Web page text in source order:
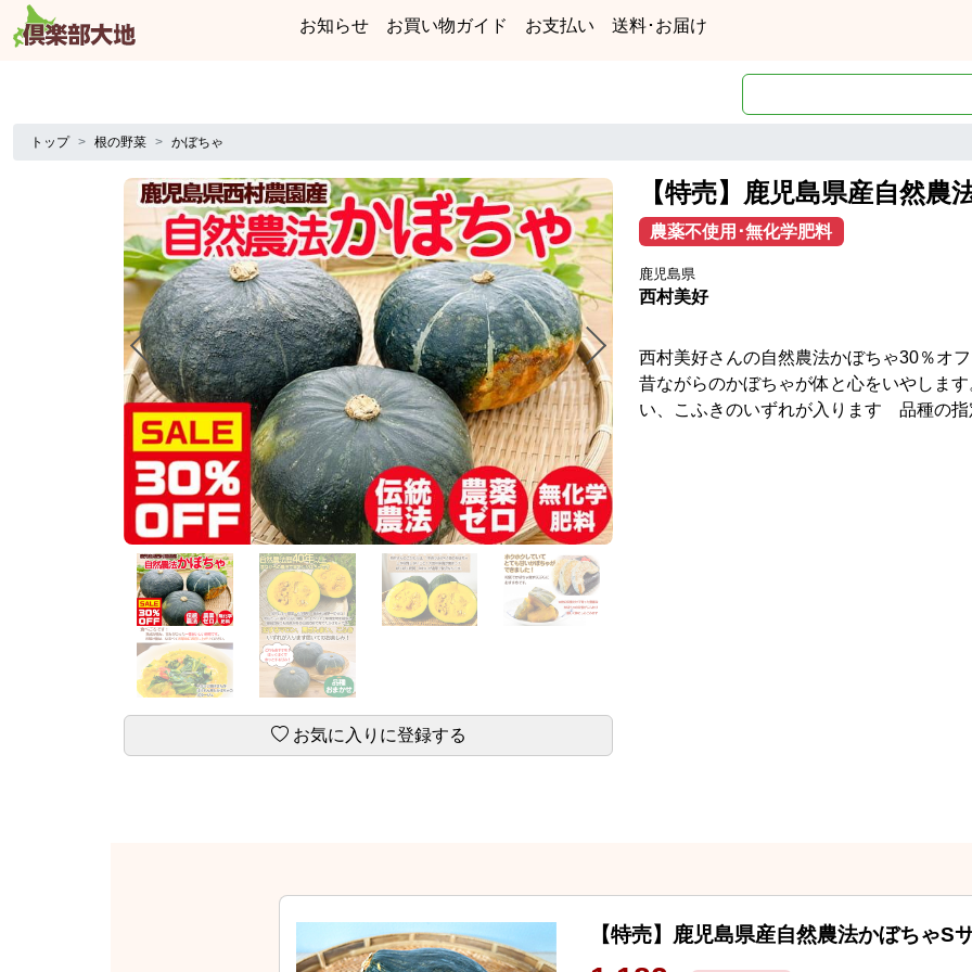
お知らせ お買い物ガイド お支払い 送料･お届け
トップ 根の野菜 かぼちゃ
お気に入りに登録する
【特売】鹿児島県産自然農
農薬不使用･無化学肥料
鹿児島県
西村美好
西村美好さんの自然農法かぼちゃ30％オ
昔ながらのかぼちゃが体と心をいやしま
い、こふきのいずれが入ります 品種の
【特売】鹿児島県産自然農法かぼちゃS